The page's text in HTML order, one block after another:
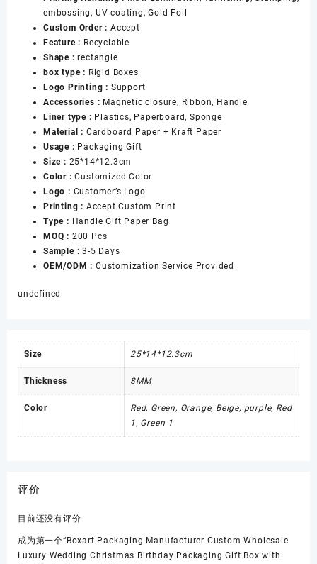
for
Women
数
量
embossing, UV coating, Gold Foil
Custom Order : Accept
Feature : Recyclable
Shape :rectangle
box type : Rigid Boxes
Logo Printing : Support
Accessories : Magnetic closure, Ribbon, Handle
Liner type : Plastics, Paperboard, Sponge
Material : Cardboard Paper + Kraft Paper
Usage : Packaging Gift
Size : 25*14*12.3cm
Color :Customized Color
Logo : Customer’s Logo
Printing : Accept Custom Print
Type : Handle Gift Paper Bag
MOQ : 200 Pcs
Sample :3-5 Days
OEM/ODM : Customization Service Provided
undefined
Size 25*14*12.3cm
Thickness 8MM
Color
Red, Green, Orange, Beige, purple, Red
1, Green 1
评价
目前还没有评价
成为第一个“Boxart Packaging Manufacturer Custom Wholesale
Luxury Wedding Christmas Birthday Packaging Gift Box with